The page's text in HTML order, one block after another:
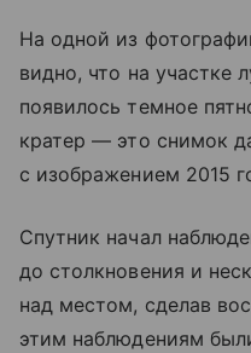
На одной из
видно, что на участке
появилось темное
кратер — это снимок
с изображением 2015
Спутник начал
до столкновения и
над местом, сделав
этим наблюдениям